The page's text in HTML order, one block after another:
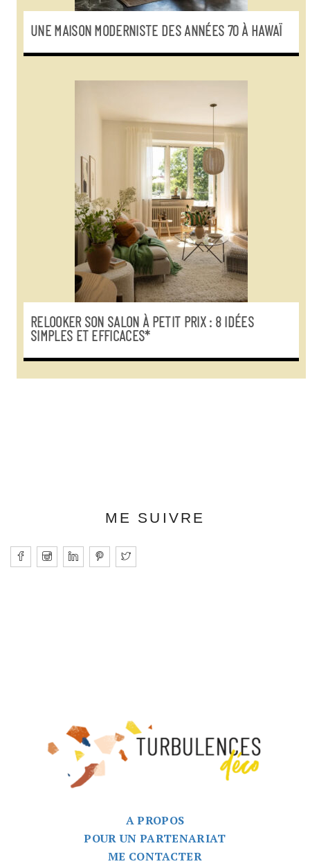
UNE MAISON MODERNISTE DES ANNÉES 70 À HAWAÏ
RELOOKER SON SALON À PETIT PRIX : 8 IDÉES
SIMPLES ET EFFICACES*
ME SUIVRE
A PROPOS
POUR UN PARTENARIAT
ME CONTACTER